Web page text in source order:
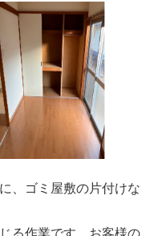
、ゴミ屋敷の片付けな
る作業です。お客様の